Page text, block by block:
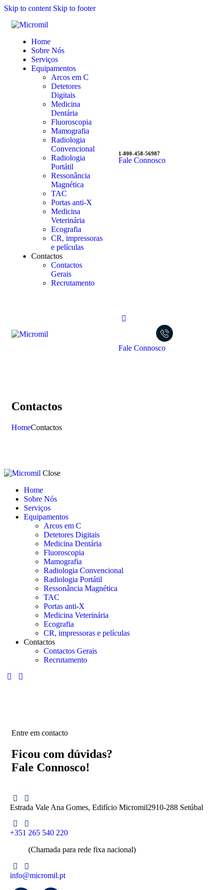
Skip to content Skip to footer
Home
Sobre Nós
Serviços
Equipamentos
Arcos em C
Detetores
Digitais
Medicina
Dentária
Fluoroscopia
Mamografia
Radiologia
Convencional
Radiologia
Portátil
Ressonância
Magnética
TAC
Portas anti-X
Medicina
Veterinária
Ecografia
CR, impressoras
e películas
Contactos
Contactos
Gerais
Recrutamento
1-800-458-56987
Fale Connosco
Fale Connosco
Contactos
HomeContactos
Close
Home
Sobre Nós
Serviços
Equipamentos
Arcos em C
Detetores Digitais
Medicina Dentária
Fluoroscopia
Mamografia
Radiologia Convencional
Radiologia Portátil
Ressonância Magnética
TAC
Portas anti-X
Medicina Veterinária
Ecografia
CR, impressoras e películas
Contactos
Contactos Gerais
Recrutamento
Entre em contacto
Ficou com dúvidas?
Fale Connosco!
Estrada Vale Ana Gomes, Edifício Micromil2910-288 Setúbal
+351 265 540 220
(Chamada para rede fixa nacional)
info@micromil.pt